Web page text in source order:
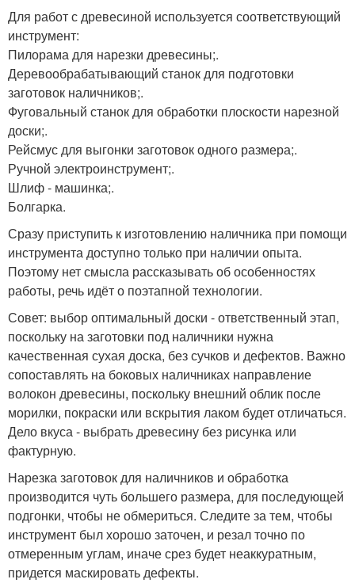
Для работ с древесиной используется соответствующий
инструмент:
Пилорама для нарезки древесины;.
Деревообрабатывающий станок для подготовки
заготовок наличников;.
Фуговальный станок для обработки плоскости нарезной
доски;.
Рейсмус для выгонки заготовок одного размера;.
Ручной электроинструмент;.
Шлиф - машинка;.
Болгарка.
Сразу приступить к изготовлению наличника при помощи
инструмента доступно только при наличии опыта.
Поэтому нет смысла рассказывать об особенностях
работы, речь идёт о поэтапной технологии.
Совет: выбор оптимальный доски - ответственный этап,
поскольку на заготовки под наличники нужна
качественная сухая доска, без сучков и дефектов. Важно
сопоставлять на боковых наличниках направление
волокон древесины, поскольку внешний облик после
морилки, покраски или вскрытия лаком будет отличаться.
Дело вкуса - выбрать древесину без рисунка или
фактурную.
Нарезка заготовок для наличников и обработка
производится чуть большего размера, для последующей
подгонки, чтобы не обмериться. Следите за тем, чтобы
инструмент был хорошо заточен, и резал точно по
отмеренным углам, иначе срез будет неаккуратным,
придется маскировать дефекты.